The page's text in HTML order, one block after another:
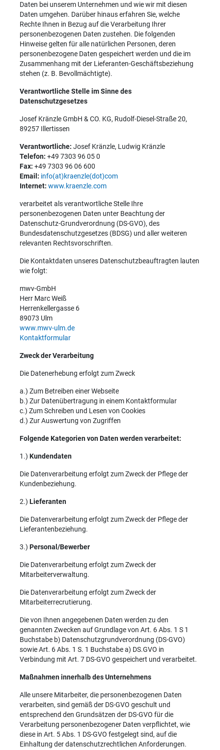
Daten bei unserem Unternehmen und wie wir mit diesen
Daten umgehen. Darüber hinaus erfahren Sie, welche
Rechte Ihnen in Bezug auf die Verarbeitung Ihrer
personenbezogenen Daten zustehen. Die folgenden
Hinweise gelten für alle natürlichen Personen, deren
personenbezogene Daten gespeichert werden und die im
Zusammenhang mit der Lieferanten-Geschäftsbeziehung
stehen (z. B. Bevollmächtigte).
Verantwortliche Stelle im Sinne des
Datenschutzgesetzes
Josef Kränzle GmbH & CO. KG, Rudolf-Diesel-Straße 20,
89257 Illertissen
Verantwortliche: Josef Kränzle, Ludwig Kränzle
Telefon: +49 7303 96 05 0
Fax: +49 7303 96 06 600
Email: info(at)kraenzle(dot)com
Internet: www.kraenzle.com
verarbeitet als verantwortliche Stelle Ihre
personenbezogenen Daten unter Beachtung der
Datenschutz-Grundverordnung (DS-GVO), des
Bundesdatenschutzgesetzes (BDSG) und aller weiteren
relevanten Rechtsvorschriften.
Die Kontaktdaten unseres Datenschutzbeauftragten lauten
wie folgt:
mwv-GmbH
Herr Marc Weiß
Herrenkellergasse 6
89073 Ulm
www.mwv-ulm.de
Kontaktformular
Zweck der Verarbeitung
Die Datenerhebung erfolgt zum Zweck
a.) Zum Betreiben einer Webseite
b.) Zur Datenübertragung in einem Kontaktformular
c.) Zum Schreiben und Lesen von Cookies
d.) Zur Auswertung von Zugriffen
Folgende Kategorien von Daten werden verarbeitet:
1.) Kundendaten
Die Datenverarbeitung erfolgt zum Zweck der Pflege der
Kundenbeziehung.
2.) Lieferanten
Die Datenverarbeitung erfolgt zum Zweck der Pflege der
Lieferantenbeziehung.
3.) Personal/Bewerber
Die Datenverarbeitung erfolgt zum Zweck der
Mitarbeiterverwaltung.
Die Datenverarbeitung erfolgt zum Zweck der
Mitarbeiterrecrutierung.
Die von Ihnen angegebenen Daten werden zu den
genannten Zwecken auf Grundlage von Art. 6 Abs. 1 S 1
Buchstabe b) Datenschutzgrundverordnung (DS-GVO)
sowie Art. 6 Abs. 1 S. 1 Buchstabe a) DS.GVO in
Verbindung mit Art. 7 DS-GVO gespeichert und verarbeitet.
Maßnahmen innerhalb des Unternehmens
Alle unsere Mitarbeiter, die personenbezogenen Daten
verarbeiten, sind gemäß der DS-GVO geschult und
entsprechend den Grundsätzen der DS-GVO für die
Verarbeitung personenbezogener Daten verpflichtet, wie
diese in Art. 5 Abs. 1 DS-GVO festgelegt sind, auf die
Einhaltung der datenschutzrechtlichen Anforderungen.